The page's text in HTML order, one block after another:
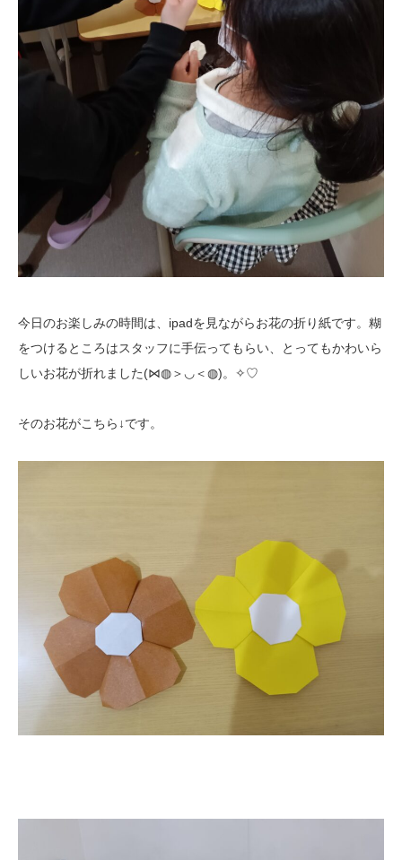
今日のお楽しみの時間は、ipadを見ながらお花の折り紙です。糊
をつけるところはスタッフに手伝ってもらい、とってもかわいら
しいお花が折れました(⋈◍＞◡＜◍)。✧♡
そのお花がこちら↓です。